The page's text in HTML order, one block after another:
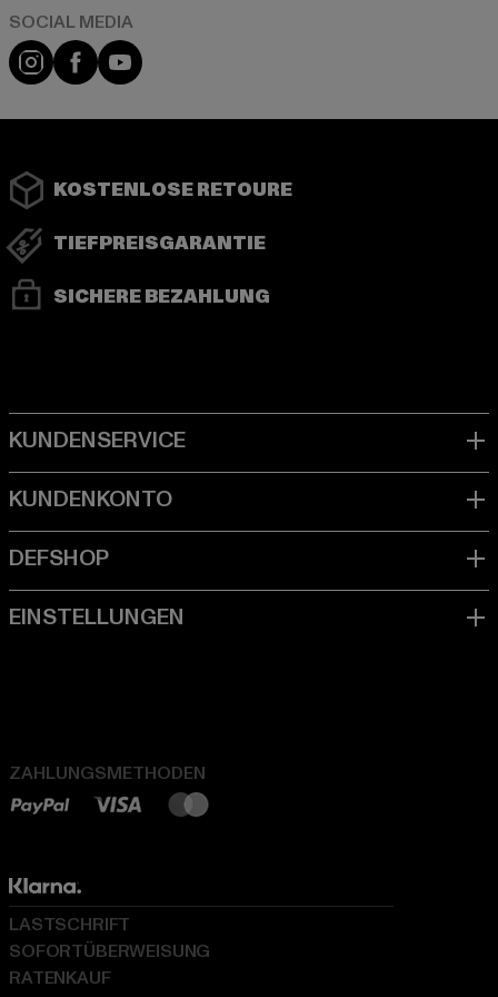
Instagram
FacebookYouTube
KOSTENLOSE RETOURE
TIEFPREISGARANTIE
SICHERE BEZAHLUNG
ZAHLUNGSMETHODEN
LASTSCHRIFT
SOFORTÜBERWEISUNG
RATENKAUF